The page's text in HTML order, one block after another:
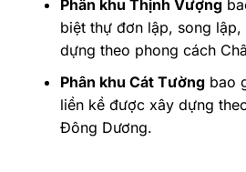
Phân khu Thịnh Vượng
biệt thự đơn lập, song
dựng theo phong cách
Phân khu Cát Tườngbao
liền kề được xây dựng
Đông Dương.